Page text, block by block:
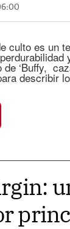
culto es un
‘Buffy,
describir